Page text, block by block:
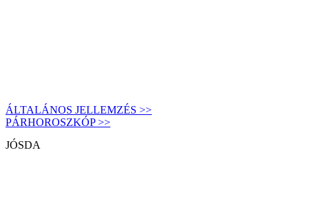
ÁLTALÁNOS JELLEMZÉS >>
PÁRHOROSZKÓP >>
JÓSDA